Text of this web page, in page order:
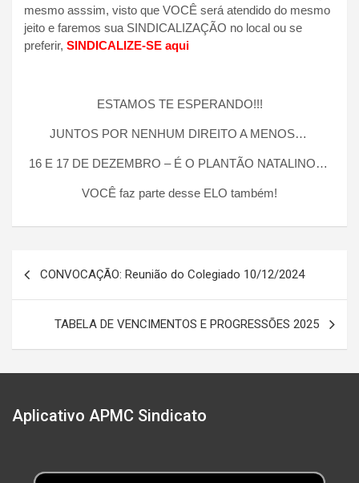
mesmo asssim, visto que VOCÊ será atendido do mesmo
jeito e faremos sua SINDICALIZAÇÃO no local ou se
preferir, SINDICALIZE-SE aqui
ESTAMOS TE ESPERANDO!!!
JUNTOS POR NENHUM DIREITO A MENOS…
16 E 17 DE DEZEMBRO – É O PLANTÃO NATALINO…
VOCÊ faz parte desse ELO também!
Navegação
CONVOCAÇÃO: Reunião do Colegiado 10/12/2024
TABELA DE VENCIMENTOS E PROGRESSÕES 2025
Aplicativo APMC Sindicato